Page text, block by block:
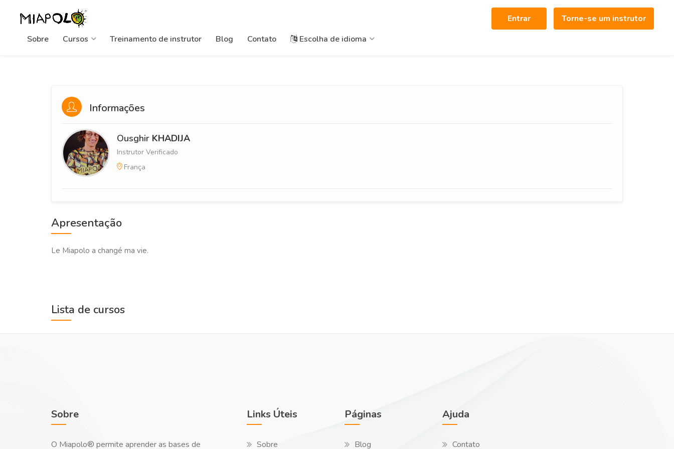
Sobre Cursos Treinamento de instrutor Blog Contato Escolha de idioma
Entrar Torne-se um instrutor
Informações
Ousghir KHADIJA
Instrutor Verificado
França
Apresentação
Le Miapolo a changé ma vie.
Lista de cursos
Sobre
O Miapolo® permite aprender as bases de
Links Úteis
Sobre
Páginas
Blog
Ajuda
Contato